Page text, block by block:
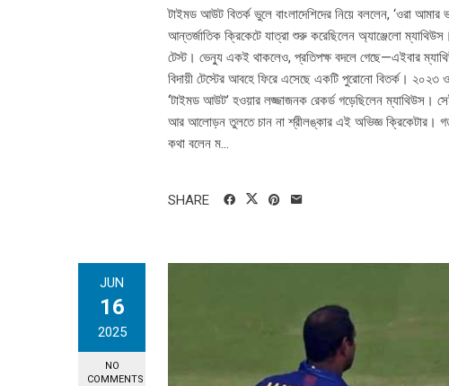
টাইমড আউট বিতর্ক ভুলে বাংলাদেশিদের নিয়ে বললেন, ‘ওরা আমার
আন্তর্জাতিক ক্রিকেটে যাত্রা শুরু করেছিলেন অ্যাঞ্জেলো
টেস্ট। ভেন্যু একই থাকলেও, প্রতিপক্ষ বদলে গেছে—এইবার
বিদায়ী টেস্টের আবহে ফিরে এসেছে একটি পুরোনো বিতর্ক। ২০২৩
‘টাইমড আউট’ হওয়ার লজ্জাজনক রেকর্ড গড়েছিলেন ম্যাথিউস।
আর আলোড়ন তুলতে চান না শ্রীলঙ্কার এই অভিজ্ঞ ক্রিকেটার।
কথা বলেন ম...
SHARE
JUN
16
2025
NO
COMMENTS